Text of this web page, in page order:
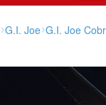
G.I. Joe G.I. Joe